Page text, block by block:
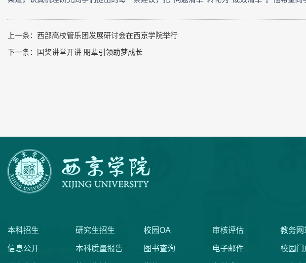
上一条： 西部高校管乐团发展研讨会在西京学院举行
下一条：
国奖讲堂开讲 朋辈引领助梦成长
本科招生 研究生招生 校园OA 审核评估 教务网
信息公开 本科质量报告 图书查询 电子邮件 校园门